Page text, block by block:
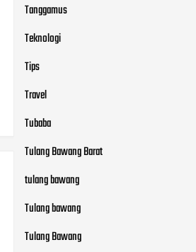
Tanggamus
Teknologi
Tips
Travel
Tubaba
Tulang Bawang Barat
tulang bawang
Tulang bawang
Tulang Bawang